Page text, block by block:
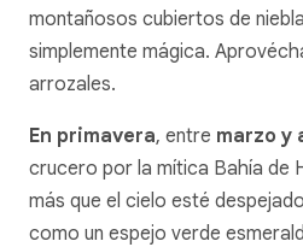
montañosos cubiertos de
simplemente mágica.
arrozales.
En primavera, entre marzo y
crucero por la mítica Bahía de
más que el cielo esté
como un espejo verde